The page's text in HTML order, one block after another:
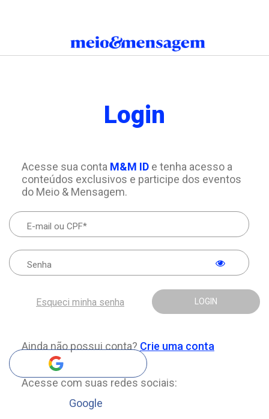
Login
Acesse sua conta M&M IDe tenha acesso a
conteúdos exclusivos e participe dos eventos
do Meio & Mensagem.
LOGIN
Esqueci minha senha
Ainda não possui conta? Crie uma conta
Acesse com suas redes sociais:
Google